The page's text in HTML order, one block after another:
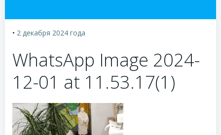
• 2 декабря 2024 года
WhatsApp Image 2024-
12-01 at 11.53.17(1)